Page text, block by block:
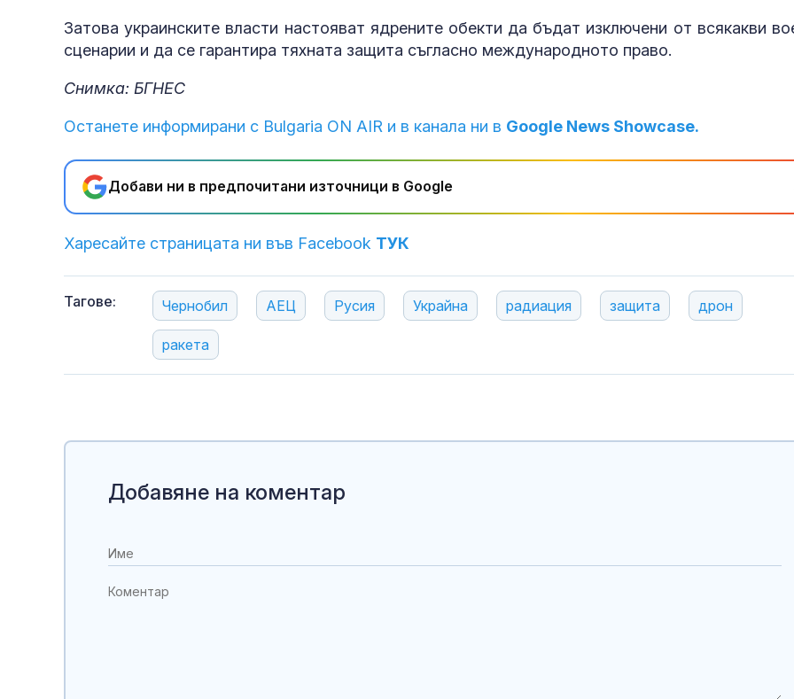
Затова украинските власти настояват ядрените обекти да бъдат изключени от всякакви
сценарии и да се гарантира тяхната защита съгласно международното право.
Снимка: БГНЕС
Останете информирани с Bulgaria ON AIR и в канала ни в Google News Showcase.
Добави ни в предпочитани източници в Google
Харесайте страницата ни във Facebook ТУК
Тагове: Чернобил АЕЦ Русия Украйна радиация защита дрон
ракета
Добавяне на коментар